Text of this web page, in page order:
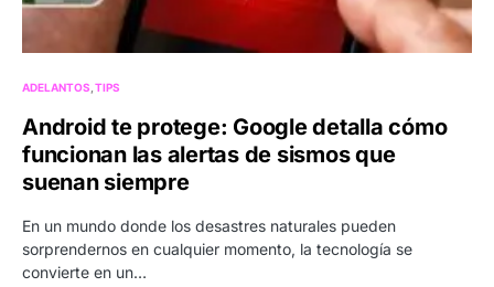
ADELANTOS TIPS
Android te protege: Google detalla cómo
funcionan las alertas de sismos que
suenan siempre
En un mundo donde los desastres naturales pueden
sorprendernos en cualquier momento, la tecnología se
convierte en un…